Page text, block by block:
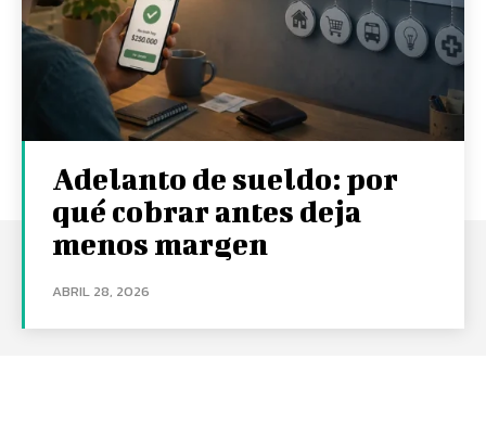
Adelanto de sueldo: por
qué cobrar antes deja
menos margen
ABRIL 28, 2026